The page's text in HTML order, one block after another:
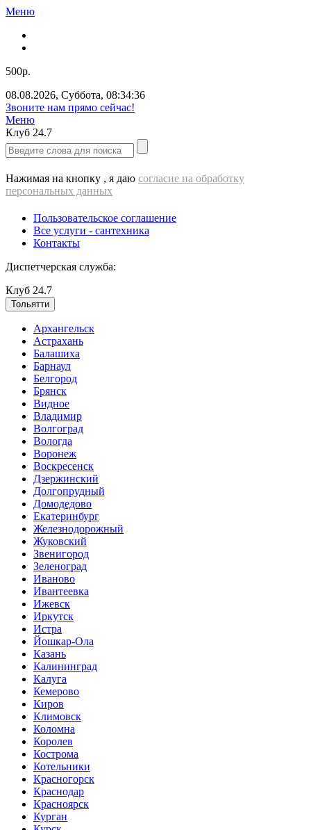
Меню
500р.
08.08.2026, Суббота, 08:34:36
Звоните нам прямо сейчас!
Меню
Клуб 24.7
Нажимая на кнопку , я даю согласие на обработку
персональных данных
Пользовательское соглашение
Все услуги - cантехника
Контакты
Диспетчерская служба:
Клуб 24.7
Тольятти
Архангельск
Астрахань
Балашиха
Барнаул
Белгород
Брянск
Видное
Владимир
Волгоград
Вологда
Воронеж
Воскресенск
Дзержинский
Долгопрудный
Домодедово
Екатеринбург
Железнодорожный
Жуковский
Звенигород
Зеленоград
Иваново
Ивантеевка
Ижевск
Иркутск
Истра
Йошкар-Ола
Казань
Калининград
Калуга
Кемерово
Киров
Климовск
Коломна
Королев
Кострома
Котельники
Красногорск
Краснодар
Красноярск
Курган